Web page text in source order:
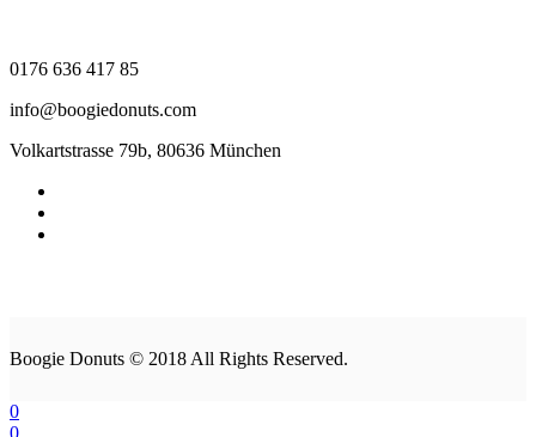
0176 636 417 85
info@boogiedonuts.com
Volkartstrasse 79b, 80636 München
Boogie Donuts © 2018 All Rights Reserved.
0